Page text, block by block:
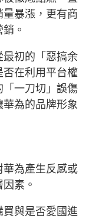
暴漲，更有商
。
初的「惡搞余
否在利用平台權
「一刀切」誤傷
為的品牌形象
為產生反感或
素。
與是否愛國進